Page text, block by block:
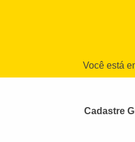
Você está
Cadastre